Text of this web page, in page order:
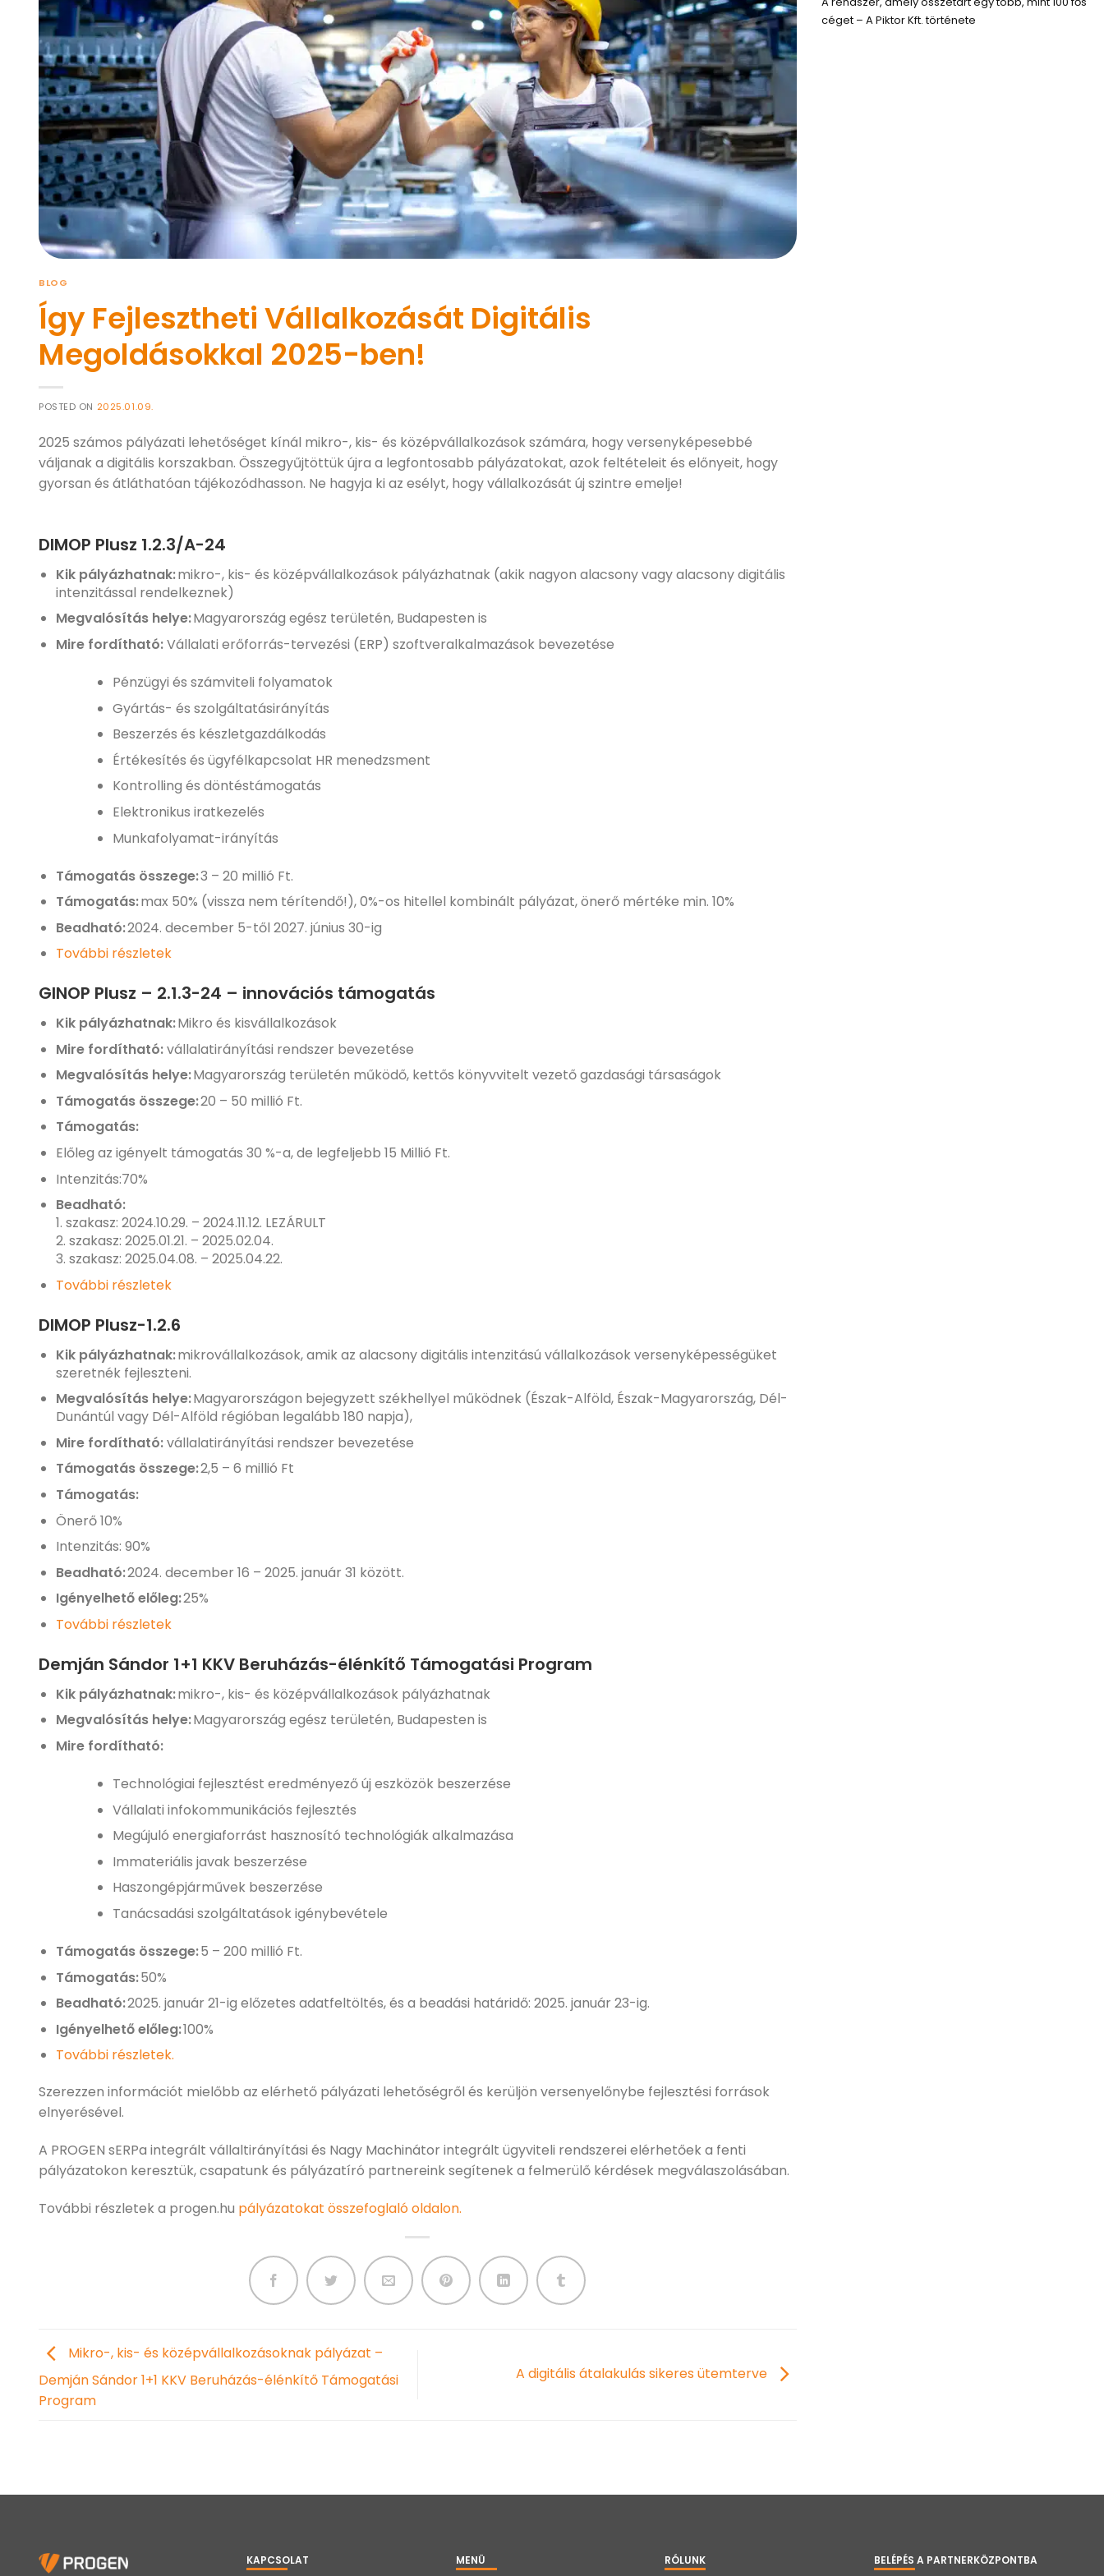
BLOG
Így Fejlesztheti Vállalkozását Digitális
Megoldásokkal 2025-ben!
POSTED ON 2025.01.09.
2025 számos pályázati lehetőséget kínál mikro-, kis- és középvállalkozások számára, hogy versenyképesebbé
váljanak a digitális korszakban. Összegyűjtöttük újra a legfontosabb pályázatokat, azok feltételeit és előnyeit, hogy
gyorsan és átláthatóan tájékozódhasson. Ne hagyja ki az esélyt, hogy vállalkozását új szintre emelje!
DIMOP Plusz 1.2.3/A-24
Kik pályázhatnak:mikro-, kis- és középvállalkozások pályázhatnak (akik nagyon alacsony vagy alacsony digitális
intenzitással rendelkeznek)
Megvalósítás helye:Magyarország egész területén, Budapesten is
Mire fordítható:Vállalati erőforrás-tervezési (ERP) szoftveralkalmazások bevezetése
Pénzügyi és számviteli folyamatok
Gyártás- és szolgáltatásirányítás
Beszerzés és készletgazdálkodás
Értékesítés és ügyfélkapcsolat HR menedzsment
Kontrolling és döntéstámogatás
Elektronikus iratkezelés
Munkafolyamat-irányítás
Támogatás összege:3 – 20 millió Ft.
Támogatás:max 50% (vissza nem térítendő!), 0%-os hitellel kombinált pályázat, önerő mértéke min. 10%
Beadható:2024. december 5-től 2027. június 30-ig
További részletek
GINOP Plusz – 2.1.3-24 – innovációs támogatás
Kik pályázhatnak:Mikro és kisvállalkozások
Mire fordítható:vállalatirányítási rendszer bevezetése
Megvalósítás helye:Magyarország területén működő, kettős könyvvitelt vezető gazdasági társaságok
Támogatás összege:20 – 50 millió Ft.
Támogatás:
Előleg az igényelt támogatás 30 %-a, de legfeljebb 15 Millió Ft.
Intenzitás:70%
Beadható:
1. szakasz: 2024.10.29. – 2024.11.12. LEZÁRULT
2. szakasz: 2025.01.21. – 2025.02.04.
3. szakasz: 2025.04.08. – 2025.04.22.
További részletek
DIMOP Plusz-1.2.6
Kik pályázhatnak:mikrovállalkozások, amik az alacsony digitális intenzitású vállalkozások versenyképességüket
szeretnék fejleszteni.
Megvalósítás helye:Magyarországon bejegyzett székhellyel működnek (Észak-Alföld, Észak-Magyarország, Dél-
Dunántúl vagy Dél-Alföld régióban legalább 180 napja),
Mire fordítható:vállalatirányítási rendszer bevezetése
Támogatás összege:2,5 – 6 millió Ft
Támogatás:
Önerő 10%
Intenzitás: 90%
Beadható:2024. december 16 – 2025. január 31 között.
Igényelhető előleg:25%
További részletek
Demján Sándor 1+1 KKV Beruházás-élénkítő Támogatási Program
Kik pályázhatnak:mikro-, kis- és középvállalkozások pályázhatnak
Megvalósítás helye:Magyarország egész területén, Budapesten is
Mire fordítható:
Technológiai fejlesztést eredményező új eszközök beszerzése
Vállalati infokommunikációs fejlesztés
Megújuló energiaforrást hasznosító technológiák alkalmazása
Immateriális javak beszerzése
Haszongépjárművek beszerzése
Tanácsadási szolgáltatások igénybevétele
Támogatás összege:5 – 200 millió Ft.
Támogatás:50%
Beadható:2025. január 21-ig előzetes adatfeltöltés, és a beadási határidő: 2025. január 23-ig.
Igényelhető előleg:100%
További részletek.
Szerezzen információt mielőbb az elérhető pályázati lehetőségről és kerüljön versenyelőnybe fejlesztési források
elnyerésével.
A PROGEN sERPa integrált vállaltirányítási és Nagy Machinátor integrált ügyviteli rendszerei elérhetőek a fenti
pályázatokon keresztük, csapatunk és pályázatíró partnereink segítenek a felmerülő kérdések megválaszolásában.
További részletek a progen.hu pályázatokat összefoglaló oldalon.
Mikro-, kis- és középvállalkozásoknak pályázat –
Demján Sándor 1+1 KKV Beruházás-élénkítő Támogatási
Program
A digitális átalakulás sikeres ütemterve
céget – A Piktor Kft. története
KAPCSOLAT MENÜ RÓLUNK BELÉPÉS A PARTNERKÖZPONTBA